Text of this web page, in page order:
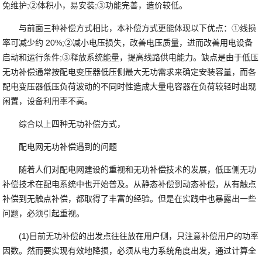
免维护;②体积小，易安装;③功能完善，造价较低。
与前面三种补偿方式相比，本补偿方式更能体现以下优点：①线损
率可减少约 20%;②减小电压损失，改善电压质量，进而改善用电设备
启动和运行条件;③释放系统能量，提高线路供电能力。缺点是由于低压
无功补偿通常按配电变压器低压侧最大无功需求来确定安装容量，而各
配电变压器低压负荷波动的不同时性造成大量电容器在负荷较轻时出现
闲置，设备利用率不高。
综合以上四种无功补偿方式，
配电网无功补偿遇到的问题
随着人们对配电网建设的重视和无功补偿技术的发展，低压侧无功
补偿技术在配电系统中也开始普及。从静态补偿到动态补偿，从有触点
补偿到无触点补偿，都取得了丰富的经验。但是在实践中也暴露出一些
问题，必须引起重视。
(1)目前无功补偿的出发点往往放在用户侧，只注意补偿用户的功率
因数。然而要实现有效地降损，必须从电力系统角度出发，通过计算全